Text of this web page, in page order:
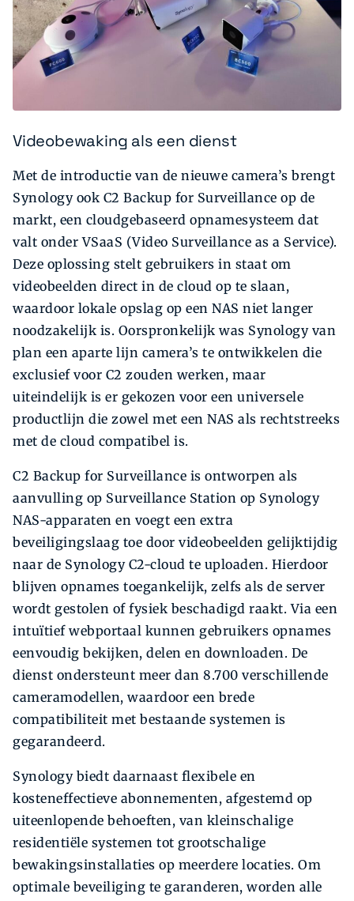
Videobewaking als een dienst
Met de introductie van de nieuwe camera’s brengt
Synology ook C2 Backup for Surveillance op de
markt, een cloudgebaseerd opnamesysteem dat
valt onder VSaaS (Video Surveillance as a Service).
Deze oplossing stelt gebruikers in staat om
videobeelden direct in de cloud op te slaan,
waardoor lokale opslag op een NAS niet langer
noodzakelijk is. Oorspronkelijk was Synology van
plan een aparte lijn camera’s te ontwikkelen die
exclusief voor C2 zouden werken, maar
uiteindelijk is er gekozen voor een universele
productlijn die zowel met een NAS als rechtstreeks
met de cloud compatibel is.
C2 Backup for Surveillance is ontworpen als
aanvulling op Surveillance Station op Synology
NAS-apparaten en voegt een extra
beveiligingslaag toe door videobeelden gelijktijdig
naar de Synology C2-cloud te uploaden. Hierdoor
blijven opnames toegankelijk, zelfs als de server
wordt gestolen of fysiek beschadigd raakt. Via een
intuïtief webportaal kunnen gebruikers opnames
eenvoudig bekijken, delen en downloaden. De
dienst ondersteunt meer dan 8.700 verschillende
cameramodellen, waardoor een brede
compatibiliteit met bestaande systemen is
gegarandeerd.
Synology biedt daarnaast flexibele en
kosteneffectieve abonnementen, afgestemd op
uiteenlopende behoeften, van kleinschalige
residentiële systemen tot grootschalige
bewakingsinstallaties op meerdere locaties. Om
optimale beveiliging te garanderen, worden alle